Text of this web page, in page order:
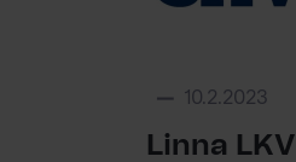
10.2.2023
Linna LKV